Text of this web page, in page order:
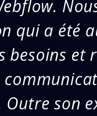
qui a été
et
son